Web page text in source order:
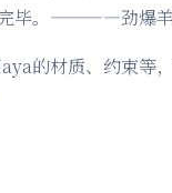
完毕。————劲爆
的材质、约束等